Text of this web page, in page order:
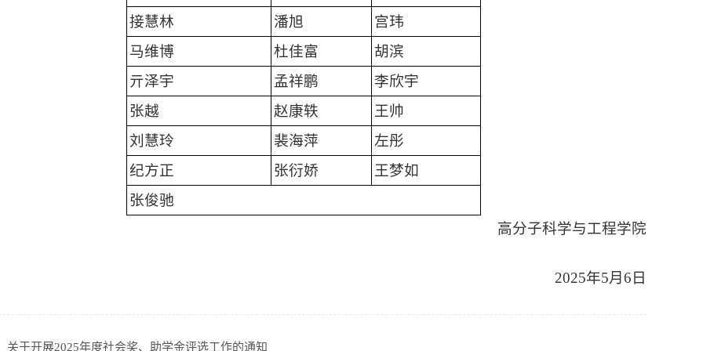
接慧林
潘旭
宫玮
马维博
杜佳富
胡滨
亓泽宇
孟祥鹏
李欣宇
张越
赵康轶
王帅
刘慧玲
裴海萍
左彤
纪方正
张衍娇
王梦如
张俊驰
高分子科学与工程学院
2025年5月6日
关于开展2025年度社会奖、助学金评选工作的通知